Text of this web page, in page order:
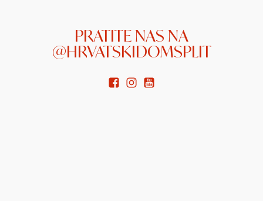
PRATITE NAS NA
@HRVATSKIDOMSPLIT